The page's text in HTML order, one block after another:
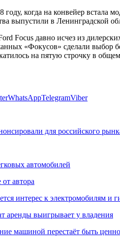
году, когда на конвейер
выпустили в Ленинградской
Focus давно исчез из
«Фокусов» сделали выбор
на пятую строчку в
WhatsAppTelegramViber
для российского
автомобилей
автора
интерес к электромобилям и
аренды выигрывает у владения
машиной перестаёт быть